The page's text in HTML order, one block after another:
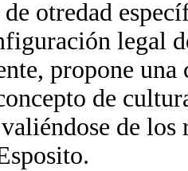
otredad
legal
propone
de
de los